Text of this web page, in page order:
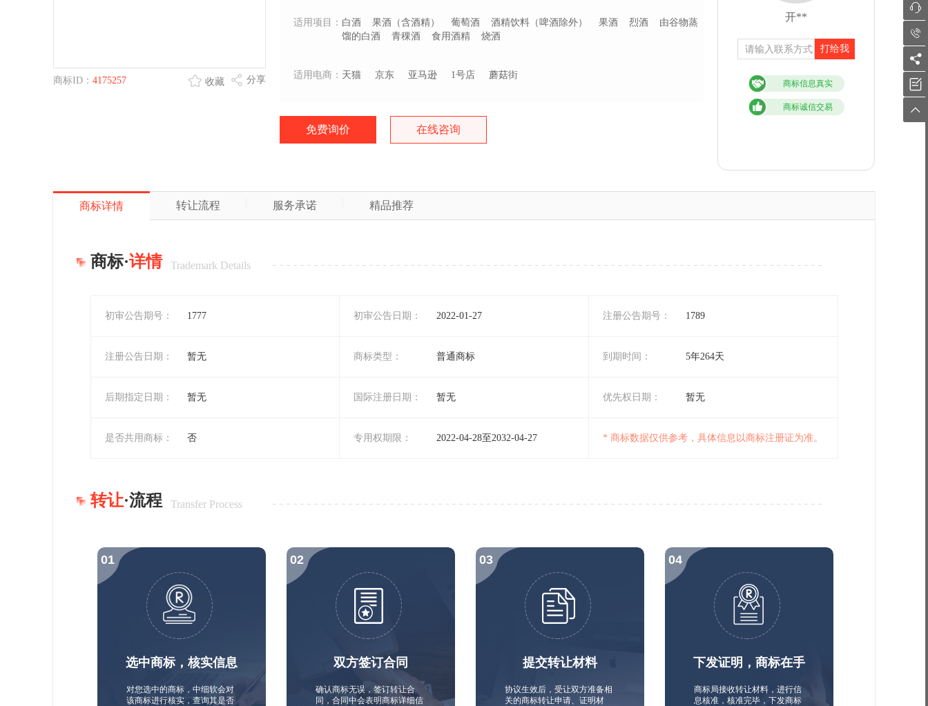
商标ID： 4175257 分享
收藏
适用项目： 白酒 果酒（含酒精） 葡萄酒 酒精饮料（啤酒除外） 果酒 烈酒
由谷物蒸
馏的白酒
青稞酒 食用酒精 烧酒
适用电商： 天猫 京东 亚马逊 1号店 蘑菇街
免费询价 在线咨询
开**
打给我
商标信息真实
商标诚信交易
商标详情 转让流程 服务承诺 精品推荐
商标·详情 Trademark Details
初审公告期号： 1777 初审公告日期： 2022-01-27 注册公告期号： 1789
注册公告日期： 暂无 商标类型： 普通商标 到期时间： 5年264天
后期指定日期： 暂无 国际注册日期： 暂无 优先权日期： 暂无
是否共用商标： 否 专用权期限： 2022-04-28至2032-04-27 * 商标数据仅供参考，具体信息以商标注册证为准。
转让·流程 Transfer Process
选中商标，核实信息
对您选中的商标，中细软会对
该商标进行核实，查询其是否
双方签订合同
确认商标无误，签订转让合
同，合同中会表明商标详细信
提交转让材料
协议生效后，受让双方准备相
关的商标转让申请、证明材
下发证明，商标在手
商标局接收转让材料，进行信
息核准，核准完毕，下发商标




